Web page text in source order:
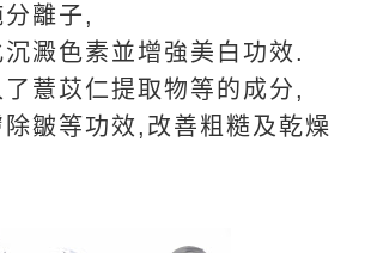
離子,
澱色素並增強美白功效.
了薏苡仁提取物等的成分,
皺等功效,改善粗糙及乾燥